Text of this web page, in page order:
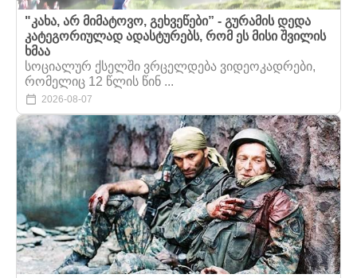
"კახა, არ მიმატოვო, გეხვეწები” - გურამის დედა
კატეგორიულად ადასტურებს, რომ ეს მისი შვილის
ხმაა
სოციალურ ქსელში ვრცელდება ვიდეოკადრები,
რომელიც 12 წლის წინ ...
2026-08-07